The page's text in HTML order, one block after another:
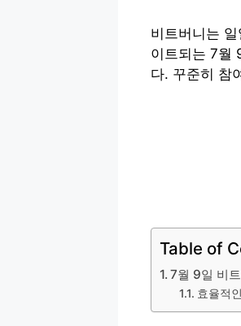
비트버니는
이트되는 7월
다. 꾸준히 참
Table of
7월 9일 비
효율적